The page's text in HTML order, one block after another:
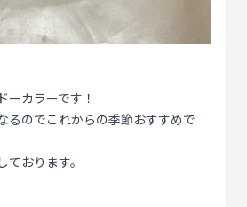
ーカラーです！
るのでこれからの季節おすすめで
おります。